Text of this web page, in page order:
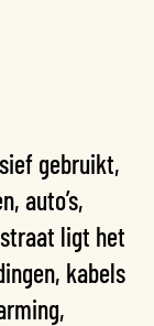
gebruikt,
auto’s,
ligt het
kabels